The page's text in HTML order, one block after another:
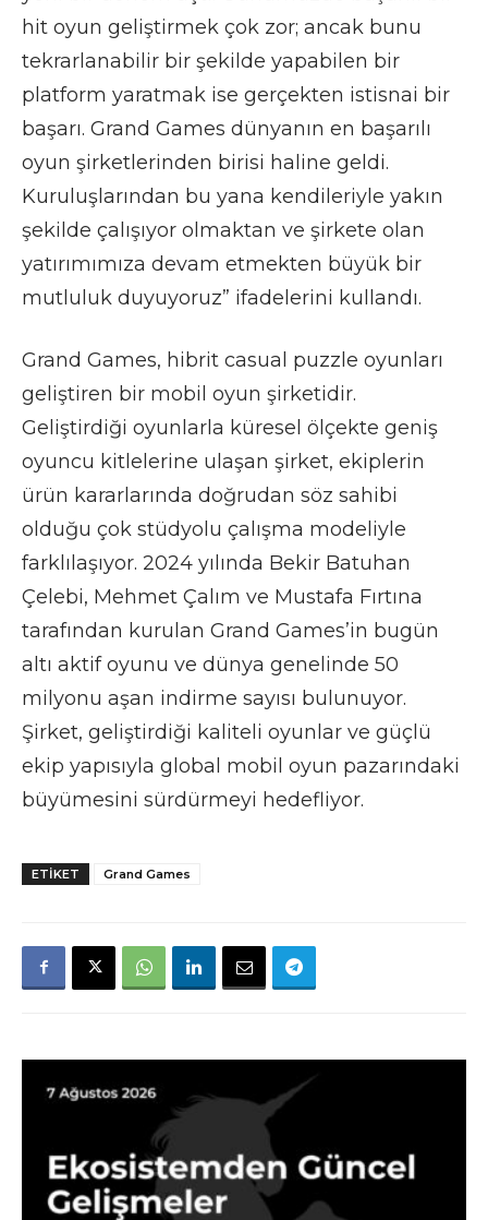
hit oyun geliştirmek çok zor; ancak bunu
tekrarlanabilir bir şekilde yapabilen bir
platform yaratmak ise gerçekten istisnai bir
başarı. Grand Games dünyanın en başarılı
oyun şirketlerinden birisi haline geldi.
Kuruluşlarından bu yana kendileriyle yakın
şekilde çalışıyor olmaktan ve şirkete olan
yatırımımıza devam etmekten büyük bir
mutluluk duyuyoruz” ifadelerini kullandı.
Grand Games, hibrit casual puzzle oyunları
geliştiren bir mobil oyun şirketidir.
Geliştirdiği oyunlarla küresel ölçekte geniş
oyuncu kitlelerine ulaşan şirket, ekiplerin
ürün kararlarında doğrudan söz sahibi
olduğu çok stüdyolu çalışma modeliyle
farklılaşıyor. 2024 yılında Bekir Batuhan
Çelebi, Mehmet Çalım ve Mustafa Fırtına
tarafından kurulan Grand Games’in bugün
altı aktif oyunu ve dünya genelinde 50
milyonu aşan indirme sayısı bulunuyor.
Şirket, geliştirdiği kaliteli oyunlar ve güçlü
ekip yapısıyla global mobil oyun pazarındaki
büyümesini sürdürmeyi hedefliyor.
ETIKET Grand Games